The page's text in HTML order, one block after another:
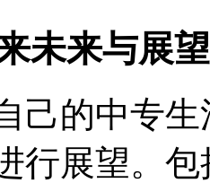
未来与展望
己的中专
行展望。